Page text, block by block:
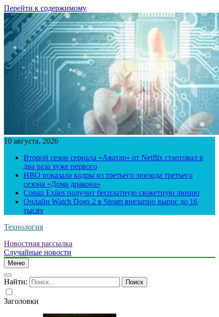
Перейти к содержимому
10 августа, 2026
Второй сезон сериала «Аватар» от Netflix стартовал в
два раза хуже первого
HBO показала кадры из третьего эпизода третьего
сезона «Дома дракона»
Conan Exiles получит бесплатную сюжетную линию
Онлайн Watch Dogs 2 в Steam внезапно вырос до 16
тысяч
Технология
Новостная рассылка
Случайные новости
Меню
Найти:
Заголовки